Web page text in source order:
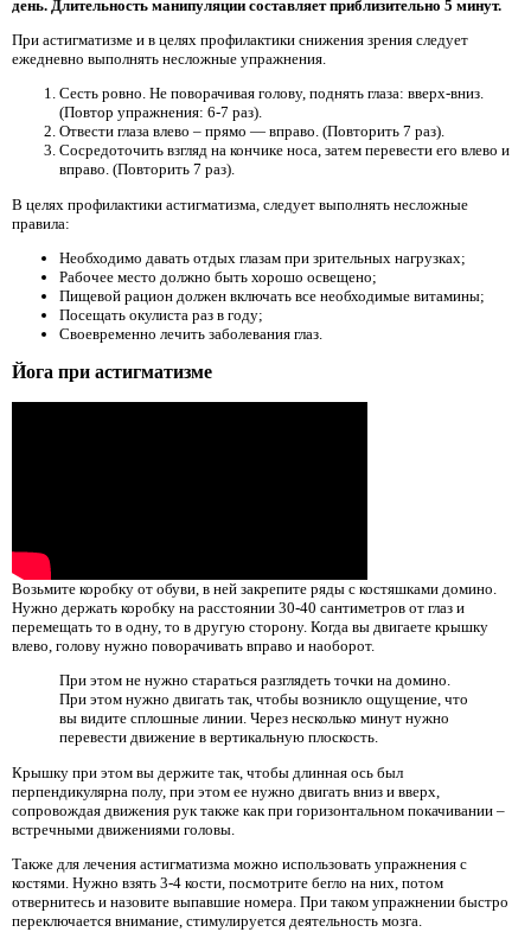
день. Длительность манипуляции составляет приблизительно 5 минут.
При астигматизме и в целях профилактики снижения зрения следует
ежедневно выполнять несложные упражнения.
Сесть ровно. Не поворачивая голову, поднять глаза: вверх-вниз.
(Повтор упражнения: 6-7 раз).
Отвести глаза влево – прямо — вправо. (Повторить 7 раз).
Сосредоточить взгляд на кончике носа, затем перевести его влево и
вправо. (Повторить 7 раз).
В целях профилактики астигматизма, следует выполнять несложные
правила:
Необходимо давать отдых глазам при зрительных нагрузках;
Рабочее место должно быть хорошо освещено;
Пищевой рацион должен включать все необходимые витамины;
Посещать окулиста раз в году;
Своевременно лечить заболевания глаз.
Йога при астигматизме
Возьмите коробку от обуви, в ней закрепите ряды с костяшками домино.
Нужно держать коробку на расстоянии 30-40 сантиметров от глаз и
перемещать то в одну, то в другую сторону. Когда вы двигаете крышку
влево, голову нужно поворачивать вправо и наоборот.
При этом не нужно стараться разглядеть точки на домино.
При этом нужно двигать так, чтобы возникло ощущение, что
вы видите сплошные линии. Через несколько минут нужно
перевести движение в вертикальную плоскость.
Крышку при этом вы держите так, чтобы длинная ось был
перпендикулярна полу, при этом ее нужно двигать вниз и вверх,
сопровождая движения рук также как при горизонтальном покачивании –
встречными движениями головы.
Также для лечения астигматизма можно использовать упражнения с
костями. Нужно взять 3-4 кости, посмотрите бегло на них, потом
отвернитесь и назовите выпавшие номера. При таком упражнении быстро
переключается внимание, стимулируется деятельность мозга.